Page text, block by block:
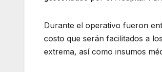
Durante el operativo fueron
costo que serán facilitados a
extrema, así como insumos